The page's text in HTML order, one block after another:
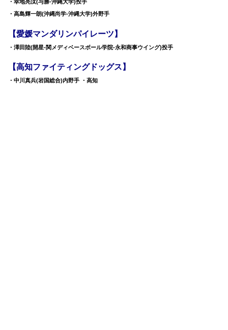
・幸地亮汰(与勝-沖縄大学)投手
・高島輝一朗(沖縄尚学-沖縄大学)外野手
【愛媛マンダリンパイレーツ】
・澤田陸(開星-関メディベースボール学院-永和商事ウイング)投手
【高知ファイティングドッグス】
・中川真兵(岩国総合)内野手 ・高知